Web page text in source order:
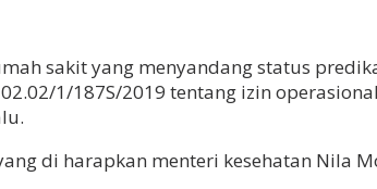
sakit yang menyandang status
1/187S/2019 tentang izin
di harapkan menteri kesehatan Nila